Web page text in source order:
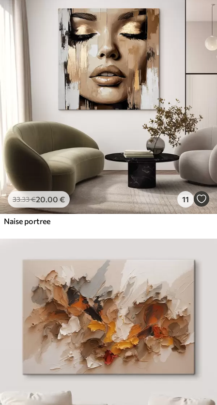
33.33€20.00 € 11
Naise portree